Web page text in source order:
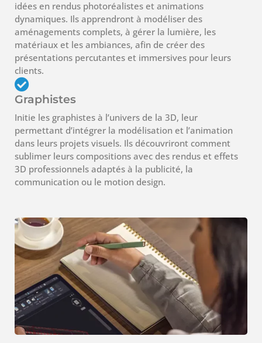
idées en rendus photoréalistes et animations
dynamiques. Ils apprendront à modéliser des
aménagements complets, à gérer la lumière, les
matériaux et les ambiances, afin de créer des
présentations percutantes et immersives pour leurs
clients.
Graphistes
Initie les graphistes à l’univers de la 3D, leur
permettant d’intégrer la modélisation et l’animation
dans leurs projets visuels. Ils découvriront comment
sublimer leurs compositions avec des rendus et effets
3D professionnels adaptés à la publicité, la
communication ou le motion design.